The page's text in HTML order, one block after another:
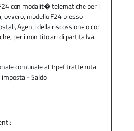
con modalit� telematiche per i
ovvero, modello F24 presso
Agenti della riscossione o con
per i non titolari di partita Iva
comunale all'Irpef trattenuta
- Saldo